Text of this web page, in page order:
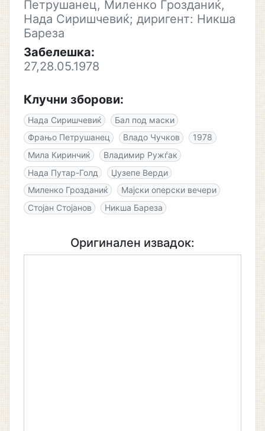
Петрушанец, Миленко Грозданиќ,
Нада Сиришчевиќ; диригент: Никша
Бареза
Забелешка:
27,28.05.1978
Клучни зборови:
Нада Сиришчевиќ
Бал под маски
Фрањо Петрушанец
Владо Чучков
1978
Мила Киринчиќ
Владимир Ружѓак
Нада Путар-Голд
Џузепе Верди
Миленко Грозданиќ
Мајски оперски вечери
Стојан Стојанов
Никша Бареза
Оригинален извадок: